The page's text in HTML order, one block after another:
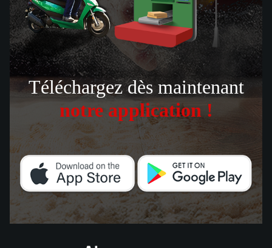
Téléchargez dès maintenant
notre application !